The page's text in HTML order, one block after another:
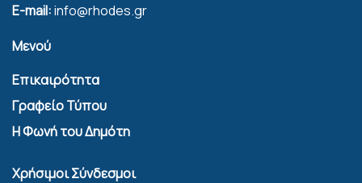
E-mail:info@rhodes.gr
Μενού
Επικαιρότητα
Γραφείο Τύπου
Η Φωνή του Δημότη
Χρήσιμοι Σύνδεσμοι